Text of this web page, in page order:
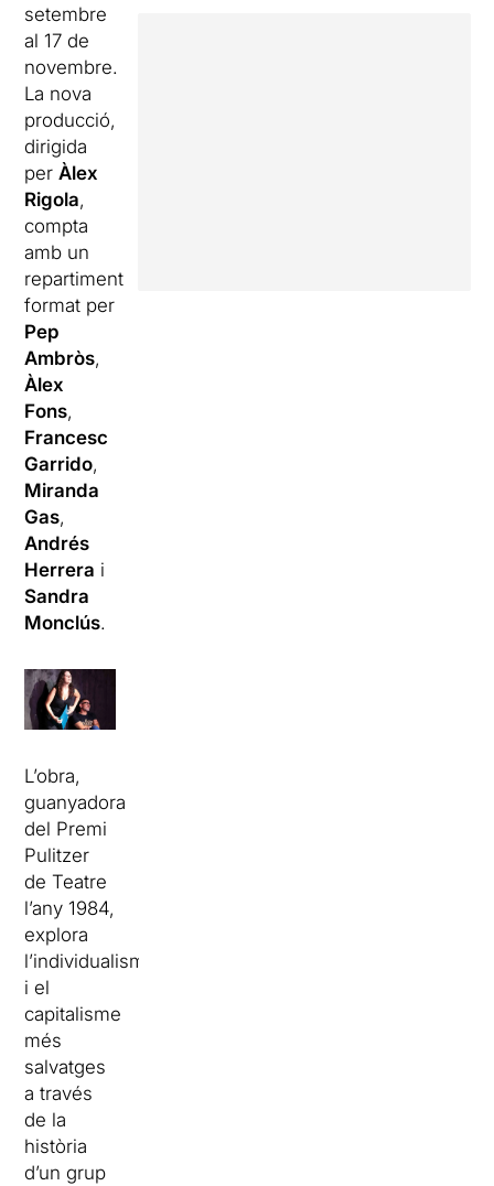
setembre
al 17 de
novembre.
La nova
producció,
dirigida
perÀlex
Rigola,
compta
amb un
repartiment
format per
Pep
Ambròs,
Àlex
Fons,
Francesc
Garrido,
Miranda
Gas,
Andrés
Herrera i
Sandra
Monclús.
L’obra,
guanyadora
del Premi
Pulitzer
de Teatre
l’any 1984,
explora
l’individualisme
i el
capitalisme
més
salvatges
a través
de la
història
d’un grup